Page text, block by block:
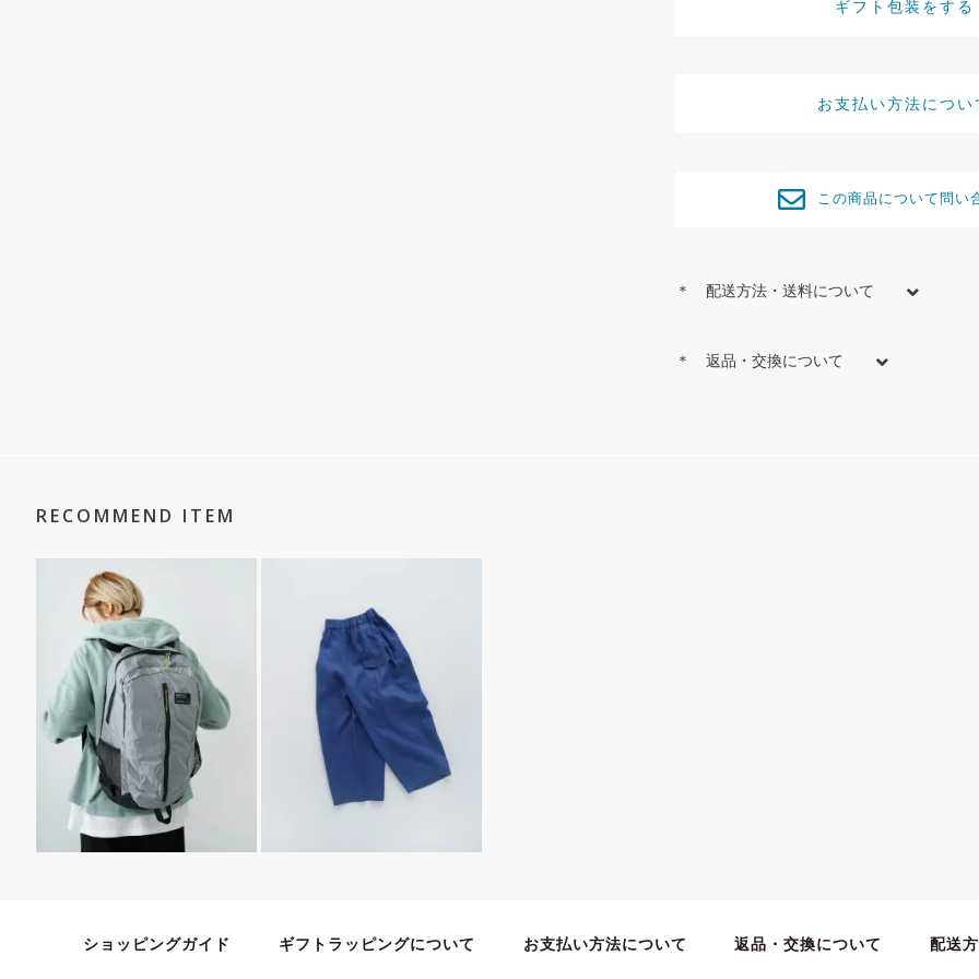
ギフト包装をする
お支払い方法につい
この商品について問い
＊ 配送方法・送料について
＊ 返品・交換について
RECOMMEND ITEM
ショッピングガイド ギフトラッピングについて お支払い方法について 返品・交換について 配送